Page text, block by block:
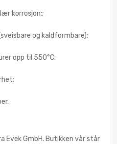
korrosjon;;
og kaldformbare);
opp til 550°C;
Evek GmbH. Butikken vår står